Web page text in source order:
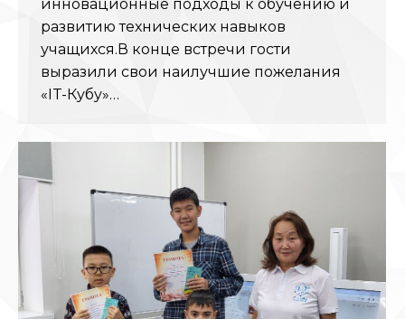
инновационные подходы к обучению и
развитию технических навыков
учащихся.В конце встречи гости
выразили свои наилучшие пожелания
«IT-Кубу»…